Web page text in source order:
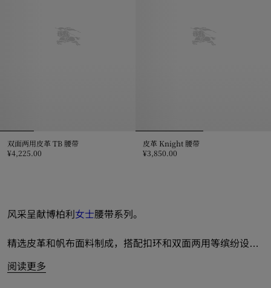
风采呈献博柏利女士腰带系列。
精选皮革和帆布面料制成，搭配扣环和双面两用等缤纷设
阅读更多
双面两用皮革 TB 腰带
¥4,225.00
皮革 Knight 腰带
¥3,850.00